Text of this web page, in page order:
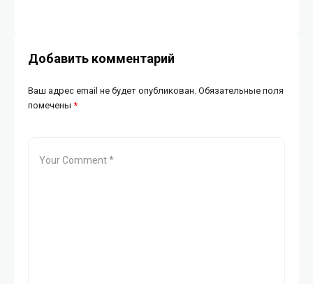
Добавить комментарий
Ваш адрес email не будет опубликован. Обязательные поля
помечены *